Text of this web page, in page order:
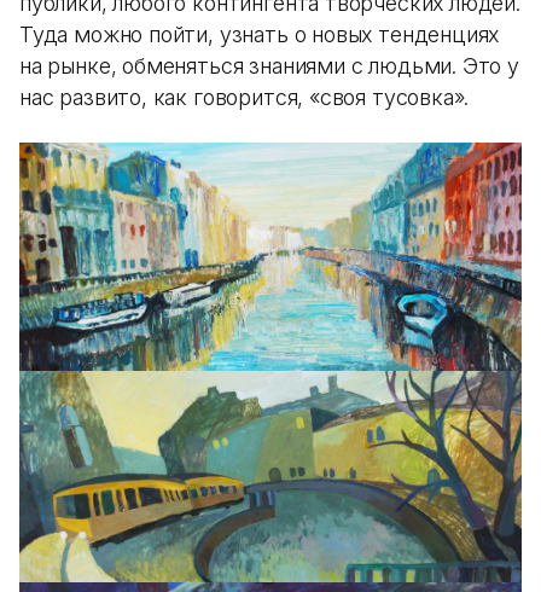
Туда можно пойти, узнать о новых тенденциях
на рынке, обменяться знаниями с людьми. Это у
нас развито, как говорится, «своя тусовка».